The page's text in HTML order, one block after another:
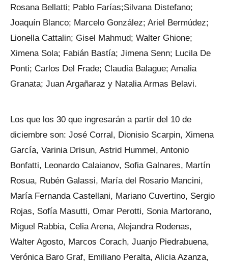
Rosana Bellatti; Pablo Farías;Silvana Distefano;
Joaquín Blanco; Marcelo González; Ariel Bermúdez;
Lionella Cattalin; Gisel Mahmud; Walter Ghione;
Ximena Sola; Fabián Bastía; Jimena Senn; Lucila De
Ponti; Carlos Del Frade; Claudia Balague; Amalia
Granata; Juan Argañaraz y Natalia Armas Belavi.
Los que los 30 que ingresarán a partir del 10 de
diciembre son: José Corral, Dionisio Scarpin, Ximena
García, Varinia Drisun, Astrid Hummel, Antonio
Bonfatti, Leonardo Calaianov, Sofia Galnares, Martín
Rosua, Rubén Galassi, María del Rosario Mancini,
María Fernanda Castellani, Mariano Cuvertino, Sergio
Rojas, Sofía Masutti, Omar Perotti, Sonia Martorano,
Miguel Rabbia, Celia Arena, Alejandra Rodenas,
Walter Agosto, Marcos Corach, Juanjo Piedrabuena,
Verónica Baro Graf, Emiliano Peralta, Alicia Azanza,